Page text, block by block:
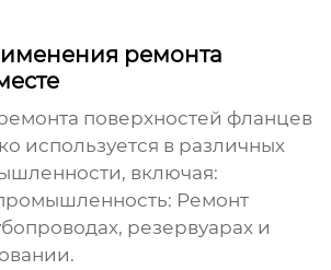
ремонта
поверхностей фланцев
используется в различных
включая:
Ремонт
резервуарах и